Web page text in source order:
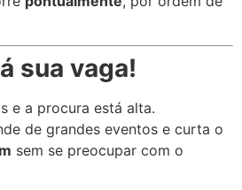
sua vaga!
e a procura está alta.
de grandes eventos e curta o
sem se preocupar com o